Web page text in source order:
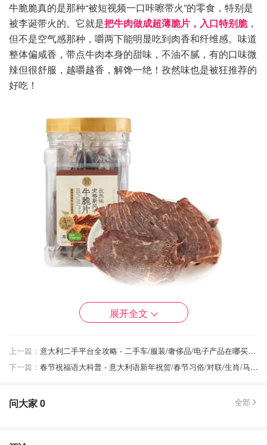
牛脆脆真的是那种“被短视频一口咔嚓带火”的零食，特别是
被李诞带火的。它就是把牛肉做成超薄脆片，入口特别脆，
但不是空气感那种，嚼两下能明显吃到肉香和纤维感。味道
整体偏咸香，带点牛肉本身的甜味，不油不腻，有的口味微
辣但很舒服，越嚼越香，解馋一绝！孜然味也是被狂推荐的
好吃！
图片来源于@淘宝，版权属于原作者
麻酱毛肚
毛肚处理得很干净，口感是脆中带韧，不是橡皮那种假嚼
蒜香和微辣，整体咸香顺口
，真的有点在吃火锅蘸麻酱的感
展开全文
上一篇：
意大利二手平台全攻略 - 二手车/服装/奢侈品/电子产品在哪买靠谱？买二手避雷指南
下一篇：
春节祝福语大科普 - 意大利语新年祝贺/春节习俗/对联/生肖/马年春节 中意对照
问大家0 全部